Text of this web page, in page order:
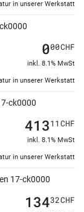
in unserer Werkstatt
in unserer Werkstatt
000CHF
inkl. 8.1% MwSt
ck0000
in unserer Werkstatt
41311 CHF
inkl. 8.1% MwSt
17-ck0000
13432CHF